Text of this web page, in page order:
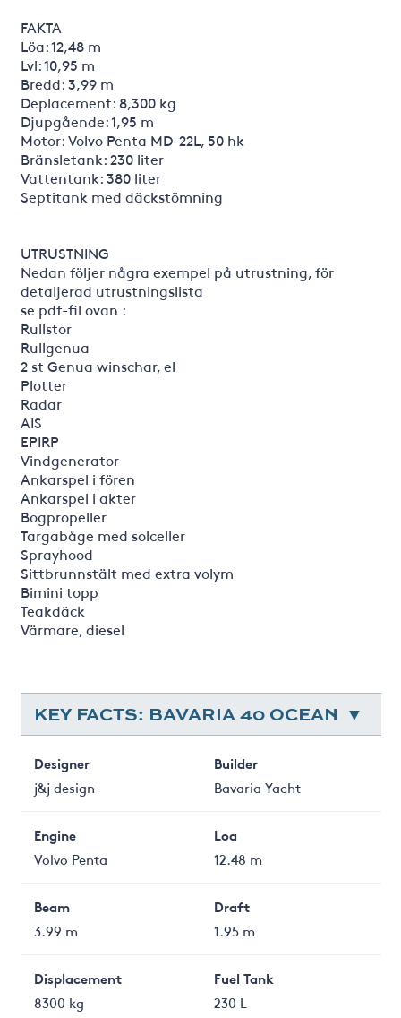
FAKTA
Löa: 12,48 m
Lvl: 10,95 m
Bredd: 3,99 m
Deplacement: 8,300 kg
Djupgående: 1,95 m
Motor: Volvo Penta MD-22L, 50 hk
Bränsletank: 230 liter
Vattentank: 380 liter
Septitank med däckstömning
UTRUSTNING
Nedan följer några exempel på utrustning, för
detaljerad utrustningslista
se pdf-fil ovan :
Rullstor
Rullgenua
2 st Genua winschar, el
Plotter
Radar
AIS
EPIRP
Vindgenerator
Ankarspel i fören
Ankarspel i akter
Bogpropeller
Targabåge med solceller
Sprayhood
Sittbrunnstält med extra volym
Bimini topp
Teakdäck
Värmare, diesel
KEY FACTS: BAVARIA 40 OCEAN
Designer
j&j design
Builder
Bavaria Yacht
Engine
Volvo Penta
Loa
12.48 m
Beam
3.99 m
Draft
1.95 m
Displacement
8300 kg
Fuel Tank
230 L